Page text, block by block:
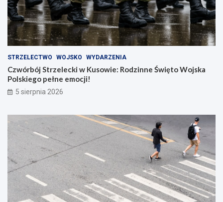
STRZELECTWO WOJSKO WYDARZENIA
Czwórbój Strzelecki w Kusowie: Rodzinne Święto Wojska
Polskiego pełne emocji!
5 sierpnia 2026